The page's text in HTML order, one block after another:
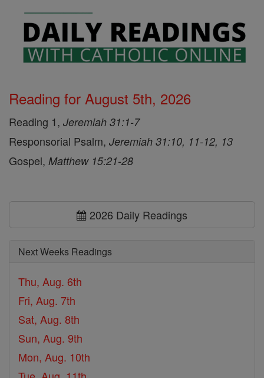
Reading for August 5th, 2026
Reading 1, Jeremiah 31:1-7
Responsorial Psalm, Jeremiah 31:10, 11-12, 13
Gospel, Matthew 15:21-28
2026 Daily Readings
Next Weeks Readings
Thu, Aug. 6th
Fri, Aug. 7th
Sat, Aug. 8th
Sun, Aug. 9th
Mon, Aug. 10th